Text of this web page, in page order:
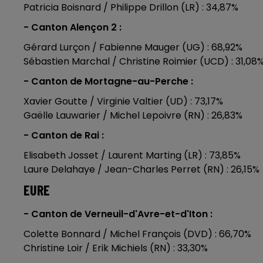
Patricia Boisnard / Philippe Drillon (LR) : 34,87%
- Canton Alençon 2 :
Gérard Lurçon / Fabienne Mauger (UG) : 68,92%
Sébastien Marchal / Christine Roimier (UCD) :
- Canton de Mortagne-au-Perche :
Xavier Goutte / Virginie Valtier (UD) : 73,17%
Gaëlle Lauwarier / Michel Lepoivre (RN) : 26,83%
- Canton de Rai :
Elisabeth Josset / Laurent Marting (LR) : 73,85%
Laure Delahaye / Jean-Charles Perret (RN) : 26,15%
EURE
- Canton de Verneuil-d'Avre-et-d'Iton :
Colette Bonnard / Michel François (DVD) : 66,70%
Christine Loir / Erik Michiels (RN) : 33,30%